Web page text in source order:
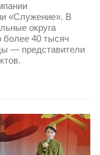
«Служение». В
округа
более 40 тысяч
— представители